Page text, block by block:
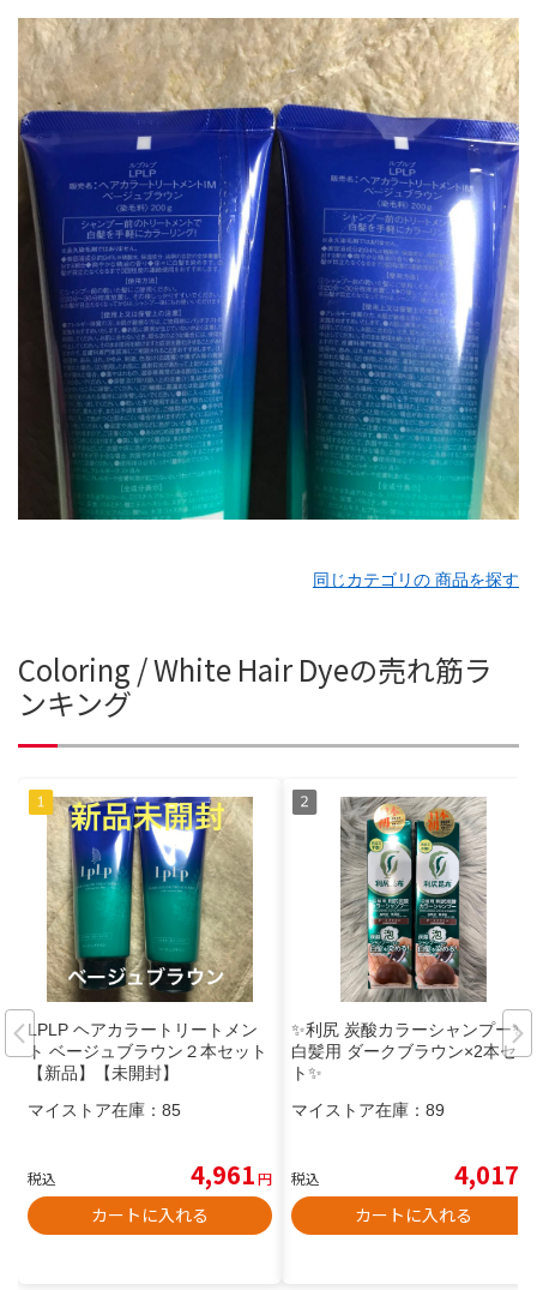
同じカテゴリの 商品を探す
Coloring / White Hair Dyeの売れ筋ラ
ンキング
LPLP ヘアカラートリートメン
ト ベージュブラウン２本セット
【新品】【未開封】
マイストア在庫： 85
税込 4,961円
カートに入れる
✨利尻 炭酸カラーシャンプー✨
白髪用 ダークブラウン×2本セッ
ト✨
マイストア在庫： 89
税込 4,017
カートに入れる